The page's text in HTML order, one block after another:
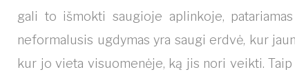
gali to išmokti saugioje aplinkoje,
neformalusis ugdymas yra saugi erdvė, kur
kur jo vieta visuomenėje, ką jis nori veikti.